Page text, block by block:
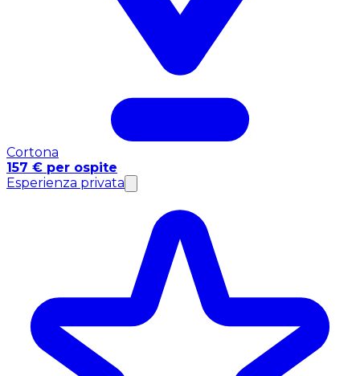
Cortona
157 € per ospite
Esperienza privata